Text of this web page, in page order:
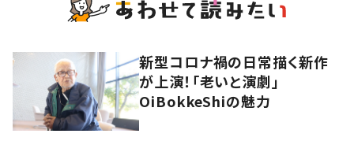
新型コロナ禍の日常描く新作
が上演！「老いと演劇」
OiBokkeShiの魅力